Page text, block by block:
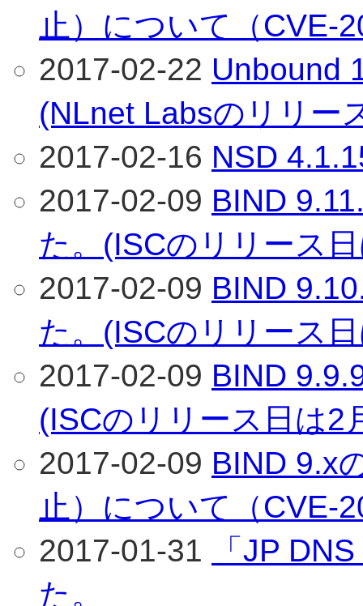
止）について（CVE-
2017-02-22 Unbound
(NLnet Labsのリリー
2017-02-16 NSD
2017-02-09 BIND
た。(ISCのリリース
2017-02-09 BIND
た。(ISCのリリース
2017-02-09 BIND
(ISCのリリース日は2
2017-02-09 BIND 9.x
止）について（CVE-
2017-01-31
「JP
た。